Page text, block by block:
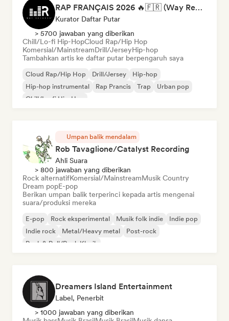
RAP FRANÇAIS 2026 🔥🇫🇷 (Way Records)
Kurator Daftar Putar
> 5700 jawaban yang diberikan
Chill/Lo-fi Hip-HopCloud Rap/Hip Hop
Komersial/MainstreamDrill/JerseyHip-hop
Tambahkan artis ke daftar putar berpengaruh saya
Cloud Rap/Hip Hop Drill/Jersey
Hip-hop
Hip-hop instrumental
Rap Prancis Trap
Urban pop
Chill/Lo-fi Hip-Hop
Umpan balik mendalam
Rob Tavaglione/Catalyst Recording
Ahli Suara
> 800 jawaban yang diberikan
Rock alternatifKomersial/MainstreamMusik Country
Dream popE-pop
Berikan umpan balik terperinci kepada artis mengenai
suara/produksi mereka
E-pop Rock eksperimental Musik folk indie
Indie pop
Indie rock
Metal/Heavy metal
Post-rock
Rock & Roll/Rock Klasik
Dreamers Island Entertainment
Label, Penerbit
> 1000 jawaban yang diberikan